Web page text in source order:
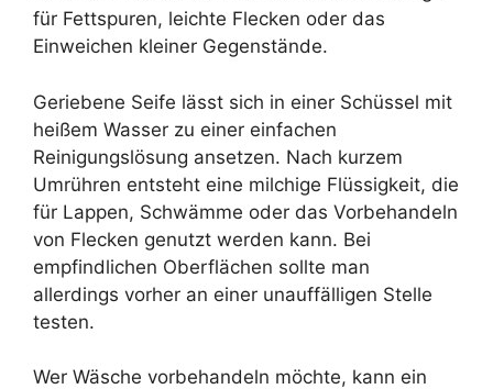
für Fettspuren, leichte Flecken oder das
Einweichen kleiner Gegenstände.
Geriebene Seife lässt sich in einer Schüssel mit
heißem Wasser zu einer einfachen
Reinigungslösung ansetzen. Nach kurzem
Umrühren entsteht eine milchige Flüssigkeit, die
für Lappen, Schwämme oder das Vorbehandeln
von Flecken genutzt werden kann. Bei
empfindlichen Oberflächen sollte man
allerdings vorher an einer unauffälligen Stelle
testen.
Wer Wäsche vorbehandeln möchte, kann ein